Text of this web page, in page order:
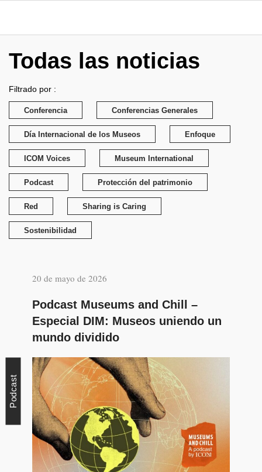
Todas las noticias
Filtrado por :
Conferencia Conferencias Generales
Día Internacional de los Museos Enfoque
ICOM Voices Museum International
Podcast Protección del patrimonio
Red Sharing is Caring
Sostenibilidad
20 de mayo de 2026
Podcast Museums and Chill –
Especial DIM: Museos uniendo un
mundo dividido
Podcast